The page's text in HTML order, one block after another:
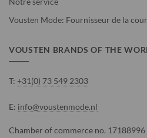
Vousten Mode: Fournisseur de la
VOUSTEN BRANDS OF THE
T: +31(0) 73 549 2303
E: info@voustenmode.nl
Chamber of commerce no. 17188996